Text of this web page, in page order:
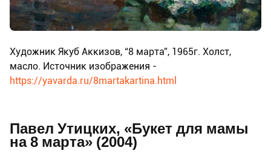
Художник Якуб Аккизов, “8 марта”, 1965г. Холст,
масло. Источник изображения -
https://yavarda.ru/8martakartina.html
Павел Утицких, «Букет для мамы
на 8 марта» (2004)